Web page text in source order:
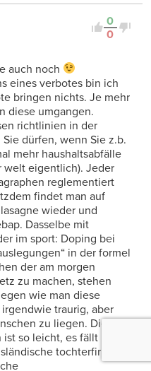
0
0
auch noch
eines verbotes bin ich
bringen nichts. Je mehr
diese umgangen.
richtlinien in der
dürfen, wenn Sie z.b.
mehr haushaltsabfälle
welt eigentlich). Jeder
reglementiert
findet man auf
wieder und
Dasselbe mit
im sport: Doping bei
in der formel
der am morgen
zu machen, stehen
wie man diese
traurig, aber
zu liegen. Dieses
so leicht, es fällt nicht
tochterfirmen,